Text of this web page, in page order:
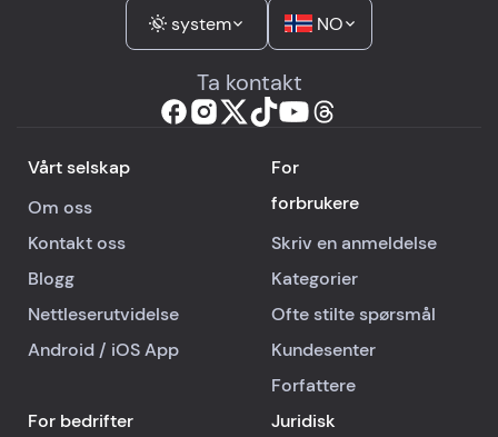
system NO
Ta kontakt
Vårt selskap
Om oss
Kontakt oss
Blogg
Nettleserutvidelse
Android / iOSApp
For
forbrukere
Skriv en anmeldelse
Kategorier
Ofte stilte spørsmål
Kundesenter
Forfattere
For bedrifter
Juridisk